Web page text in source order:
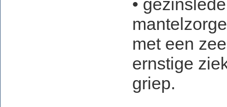
•
met een
ernstige
griep.